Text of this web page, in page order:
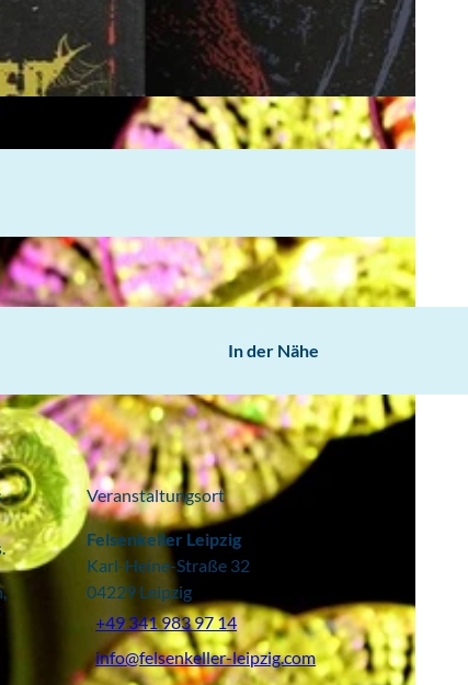
In der Nähe
Veranstaltungsort
Felsenkeller Leipzig
Karl-Heine-Straße 32
04229 Leipzig
+49 341 983 97 14
info@felsenkeller-leipzig.com